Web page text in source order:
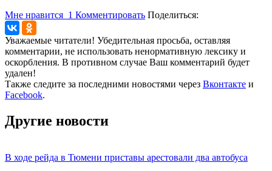
Мне нравится 1 Комментировать Поделиться:
Уважаемые читатели! Убедительная просьба, оставляя
комментарии, не использовать ненормативную лексику и
оскорбления. В противном случае Ваш комментарий будет
удален!
Также следите за последними новостями через Вконтакте и
Facebook.
Другие новости
В ходе рейда в Тюмени приставы арестовали два автобуса